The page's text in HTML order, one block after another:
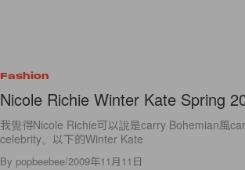
Fashion
Nicole Richie Winter Kate Spring
我覺得Nicole Richie可以說是carry Bohemian風
celebrity。以下的Winter Kate
By popbeebee/2009年11月11日